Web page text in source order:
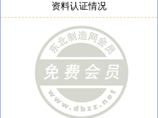
资料认证情况